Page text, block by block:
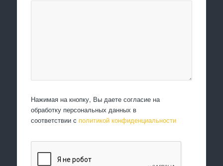
Нажимая на кнопку, Вы даете согласие на
обработку персональных данных в
соответствии с политикой конфиденциальности